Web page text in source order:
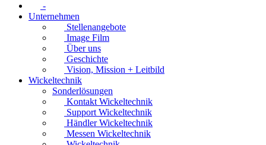
-
Unternehmen
Stellenangebote
Image Film
Über uns
Geschichte
Vision, Mission + Leitbild
Wickeltechnik
Sonderlösungen
Kontakt Wickeltechnik
Support Wickeltechnik
Händler Wickeltechnik
Messen Wickeltechnik